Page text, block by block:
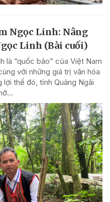
Ngọc Linh: Nâng
Linh (Bài cuối)
là “quốc bảo” của Việt Nam
với những giá trị văn hóa
thế đó, tỉnh Quảng Ngãi